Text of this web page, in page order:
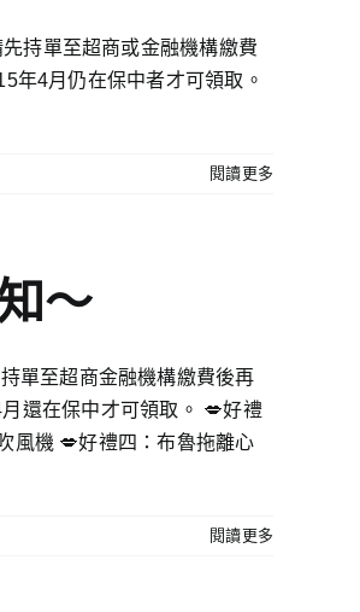
持單至超商或金融機構繳費
年4月仍在保中者才可領取。
閱讀更多
〜
單至超商金融機構繳費後再
還在保中才可領取。 💋好禮
風機 💋好禮四：布魯拖離心
閱讀更多